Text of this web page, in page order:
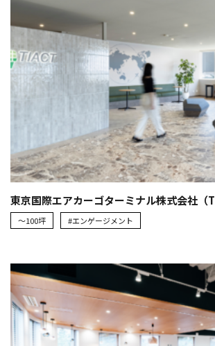
東京国際エアカーゴターミナル株式会社（
～100坪 #エンゲージメント